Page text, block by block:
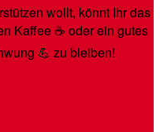
wollt, könnt Ihr das
Kaffee ☕️ oder ein gutes
💪 zu bleiben!